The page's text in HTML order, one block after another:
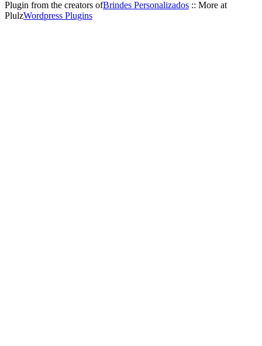
Plugin from the creators ofBrindes Personalizados :: More at
PlulzWordpress Plugins